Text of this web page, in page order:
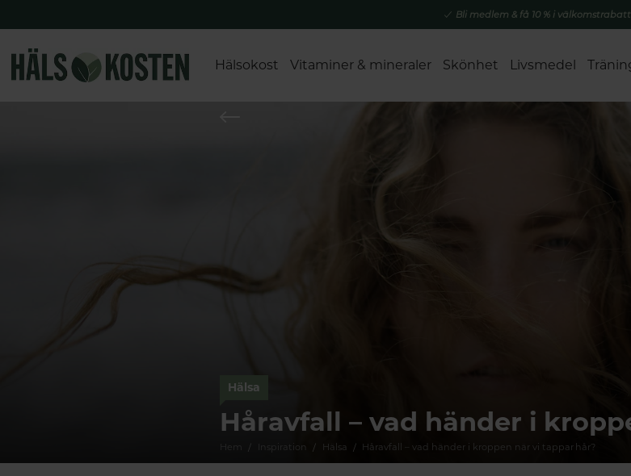
Bli medlem & få 10 % i välkomstrabatt
Hälsokost Vitaminer & mineraler Skönhet Livsmedel
Hälsa
Håravfall – vad händer i
Inspiration Hälsa Håravfall – vad händer i kroppen när vi tappar hår?